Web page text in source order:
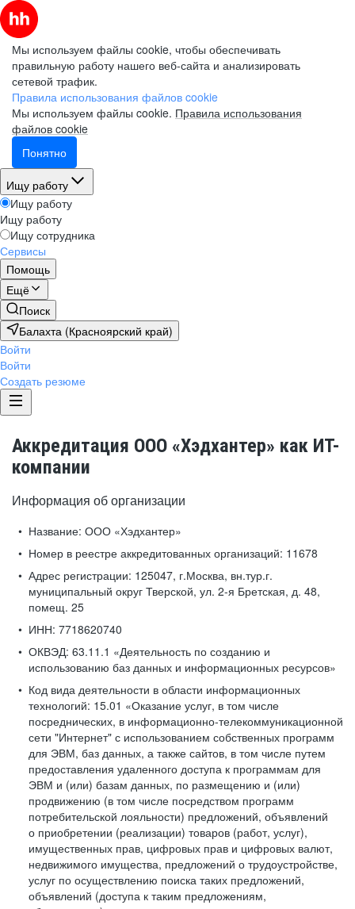
Мы используем файлы cookie, чтобы обеспечивать
правильную работу нашего веб-сайта и анализировать
сетевой трафик.
Правила использования файлов cookie
Мы используем файлы cookie. Правила использования
файлов cookie
Понятно
Ищу работу
Ищу работу
Ищу работу
Ищу сотрудника
Сервисы
Помощь
Ещё
Поиск
Балахта (Красноярский край)
Войти
Войти
Создать резюме
Аккредитация ООО «Хэдхантер» как ИТ-
компании
Информация об организации
Название: ООО «Хэдхантер»
Номер в реестре аккредитованных организаций: 11678
Адрес регистрации: 125047, г.Москва, вн.тур.г.
муниципальный округ Тверской, ул. 2-я Бретская, д. 48,
помещ. 25
ИНН: 7718620740
ОКВЭД: 63.11.1 «Деятельность по созданию и
использованию баз данных и информационных ресурсов»
Код вида деятельности в области информационных
технологий: 15.01 «Оказание услуг, в том числе
посреднических, в информационно-телекоммуникационной
сети "Интернет" с использованием собственных программ
для ЭВМ, баз данных, а также сайтов, в том числе путем
предоставления удаленного доступа к программам для
ЭВМ и (или) базам данных, по размещению и (или)
продвижению (в том числе посредством программ
потребительской лояльности) предложений, объявлений
о приобретении (реализации) товаров (работ, услуг),
имущественных прав, цифровых прав и цифровых валют,
недвижимого имущества, предложений о трудоустройстве,
услуг по осуществлению поиска таких предложений,
объявлений (доступа к таким предложениям,